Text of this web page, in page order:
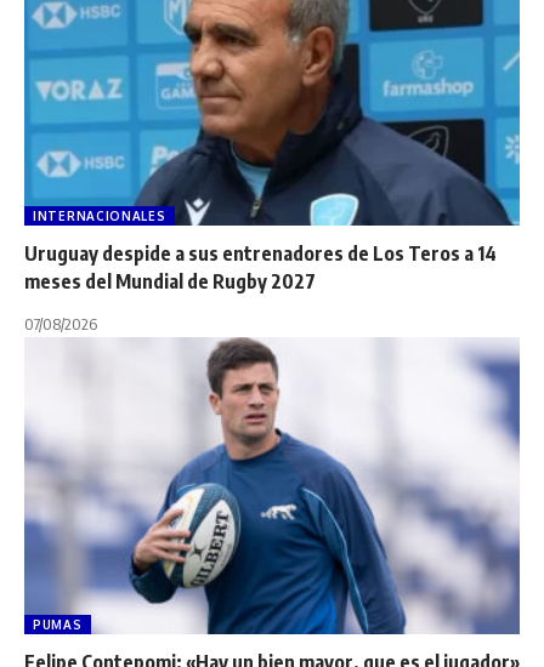
INTERNACIONALES
Uruguay despide a sus entrenadores de Los Teros a 14
meses del Mundial de Rugby 2027
07/08/2026
PUMAS